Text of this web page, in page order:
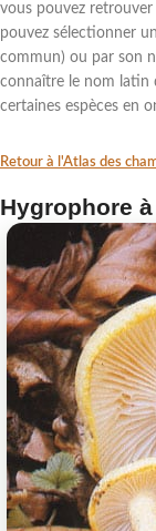
vous pouvez retrouver
pouvez sélectionner
commun) ou par son
connaître le nom latin
certaines espèces en
Retour à l'Atlas des
Hygrophore